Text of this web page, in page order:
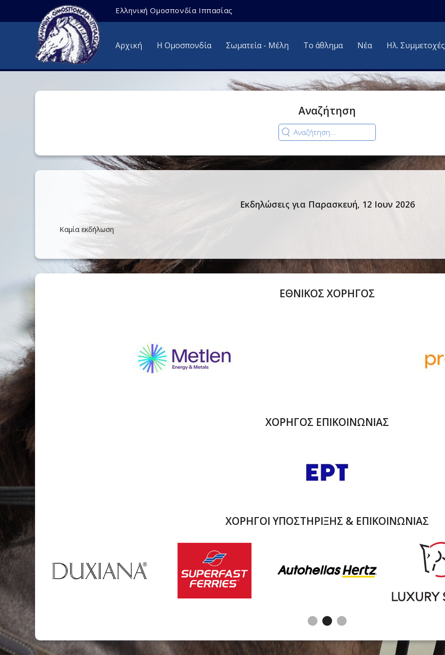
Ελληνική Ομοσπονδία Ιππασίας
Αρχική Η Ομοσπονδία Σωματεία - Μέλη Το άθλημα Νέα Ηλ. Συμμετοχές
Αναζήτηση
Εκδηλώσεις για Παρασκευή, 12 Ιουν 2026
Καμία εκδήλωση
ΕΘΝΙΚΟΣ ΧΟΡΗΓΟΣ
ΧΟΡΗΓΟΣ ΕΠΙΚΟΙΝΩΝΙΑΣ
ΧΟΡΗΓΟΙ ΥΠΟΣΤΗΡΙΞΗΣ & ΕΠΙΚΟΙΝΩΝΙΑΣ